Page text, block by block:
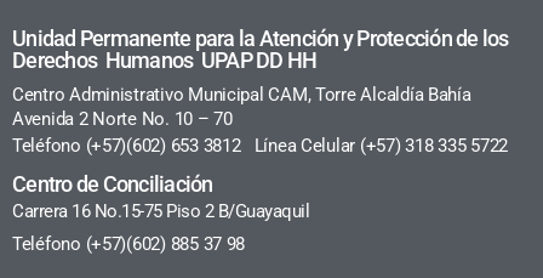
Unidad Permanente para la Atención y Protección de los
Derechos Humanos UPAP DD HH
Centro Administrativo Municipal CAM, Torre Alcaldía Bahía
Avenida 2 Norte No. 10 – 70
Teléfono (+57)(602) 653 3812 Línea Celular (+57) 318 335 5722
Centro de Conciliación
Carrera 16 No.15-75 Piso 2 B/Guayaquil
Teléfono (+57)(602) 885 37 98